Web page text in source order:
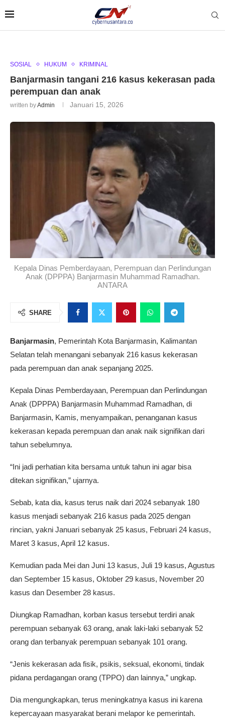
SOSIAL HUKUM KRIMINAL
Banjarmasin tangani 216 kasus kekerasan pada
perempuan dan anak
written byAdmin Januari 15, 2026
Kepala Dinas Pemberdayaan, Perempuan dan Perlindungan
Anak (DPPPA) Banjarmasin Muhammad Ramadhan.
ANTARA
SHARE
Banjarmasin, Pemerintah Kota Banjarmasin, Kalimantan
Selatan telah menangani sebanyak 216 kasus kekerasan
pada perempuan dan anak sepanjang 2025.
Kepala Dinas Pemberdayaan, Perempuan dan Perlindungan
Anak (DPPPA) Banjarmasin Muhammad Ramadhan, di
Banjarmasin, Kamis, menyampaikan, penanganan kasus
kekerasan kepada perempuan dan anak naik signifikan dari
tahun sebelumnya.
“Ini jadi perhatian kita bersama untuk tahun ini agar bisa
ditekan signifikan,” ujarnya.
Sebab, kata dia, kasus terus naik dari 2024 sebanyak 180
kasus menjadi sebanyak 216 kasus pada 2025 dengan
rincian, yakni Januari sebanyak 25 kasus, Februari 24 kasus,
Maret 3 kasus, April 12 kasus.
Kemudian pada Mei dan Juni 13 kasus, Juli 19 kasus, Agustus
dan September 15 kasus, Oktober 29 kasus, November 20
kasus dan Desember 28 kasus.
Diungkap Ramadhan, korban kasus tersebut terdiri anak
perempuan sebanyak 63 orang, anak laki-laki sebanyak 52
orang dan terbanyak perempuan sebanyak 101 orang.
“Jenis kekerasan ada fisik, psikis, seksual, ekonomi, tindak
pidana perdagangan orang (TPPO) dan lainnya,” ungkap.
Dia mengungkapkan, terus meningkatnya kasus ini karena
kepercayaan masyarakat berani melapor ke pemerintah.